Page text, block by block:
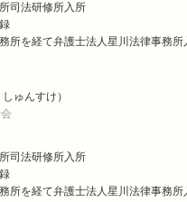
司法研修所入所
所を経て弁護士法人星川法律事務所
ゅんすけ）
司法研修所入所
所を経て弁護士法人星川法律事務所